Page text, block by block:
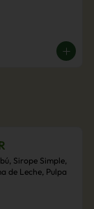
Sirope Simple,
de Leche, Pulpa